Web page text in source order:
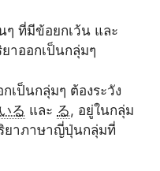
ที่มีข้อยกเว้น และ
าออกเป็นกลุ่มๆ
เป็นกลุ่มๆ ต้องระวัง
いる และ る, อยู่ในกลุ่ม
ยาภาษาญี่ปุ่นกลุ่มที่